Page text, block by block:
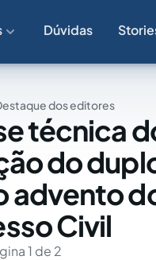
Dúvidas
dos editores
técnica
do
advento
Civil
1 de 2